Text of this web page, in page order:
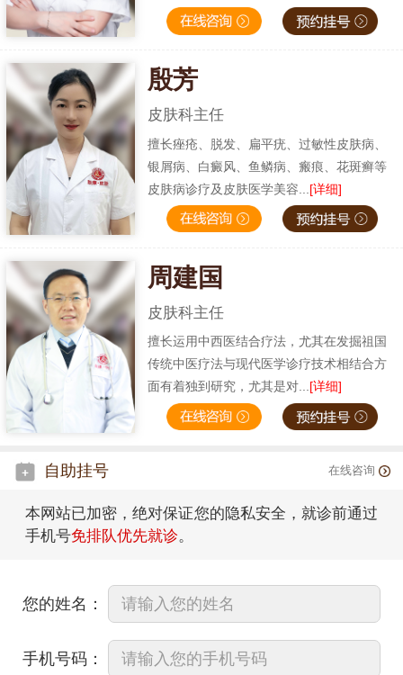
殷芳
皮肤科主任
擅长痤疮、脱发、扁平疣、过敏性皮肤病、
银屑病、白癜风、鱼鳞病、瘢痕、花斑癣等
皮肤病诊疗及皮肤医学美容... [详细]
周建国
皮肤科主任
擅长运用中西医结合疗法，尤其在发掘祖国
传统中医疗法与现代医学诊疗技术相结合方
面有着独到研究，尤其是对...[详细]
自助挂号 在线咨询
本网站已加密，绝对保证您的隐私安全，就诊前通过
手机号免排队优先就诊。
您的姓名：
手机号码：